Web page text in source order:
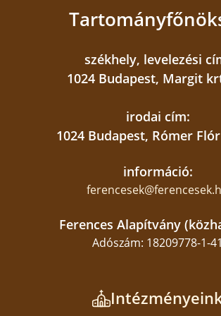
Középiskolai felvételi
2025. december 1.
székhely, levelezési
1024 Budapest, Margit
irodai cím:
1024 Budapest, Rómer
információ:
Ferences Alapítvány
Adószám: 18209778-1-41